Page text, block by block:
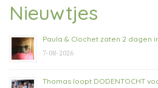
Nieuwtjes
Paula & Clochet zaten 2 dagen
7-08-2026
Thomas loopt DODENTOCHT